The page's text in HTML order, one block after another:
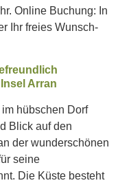
Online Buchung: In
Ihr freies Wunsch-
Arran
hübschen Dorf
Blick auf den
der wunderschönen
seine
Die Küste besteht